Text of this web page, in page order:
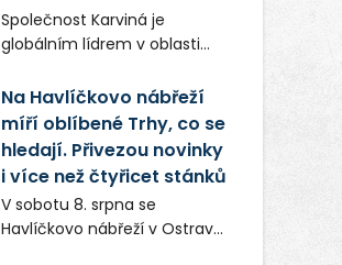
moravskoslezskou metropoli
nevybrali náhodou – její
přirozenou součástí příběhu
bývalého boxerského
šampiona Hoffa (Milan
Ondrík), jenž se po letech
vrací do světa vrcholových
zápasů, tentokrát v MMA.
Společnost Karviná je
globálním lídrem v oblasti
systémů, stabilním
zaměstnavatelem na
Karvinsku a firmou s
obrovským potenciálem.
Na Havlíčkovo nábřeží
míří oblíbené Trhy, co se
hledají. Přivezou novinky
i více než čtyřicet stánků
V sobotu 8. srpna se
Havlíčkovo nábřeží v Ostravě